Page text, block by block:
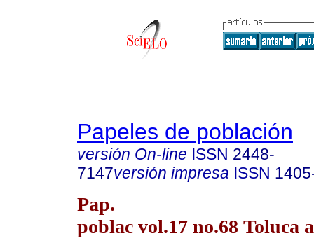
Papeles de población
versión On-line ISSN 2448-
7147versión impresa ISSN
Pap.
poblac vol.17 no.68 Toluca